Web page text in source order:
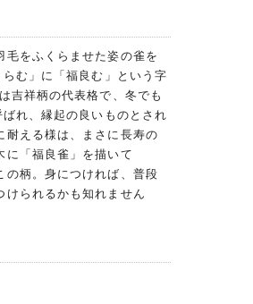
毛をふくらませた姿の雀を
む」に「福良む」という字
吉祥柄の代表格で、冬でも
れ、縁起の良いものとされ
耐える様は、まさに長寿の
に「福良雀」を描いて
の柄。身につければ、普段
けられるかも知れません